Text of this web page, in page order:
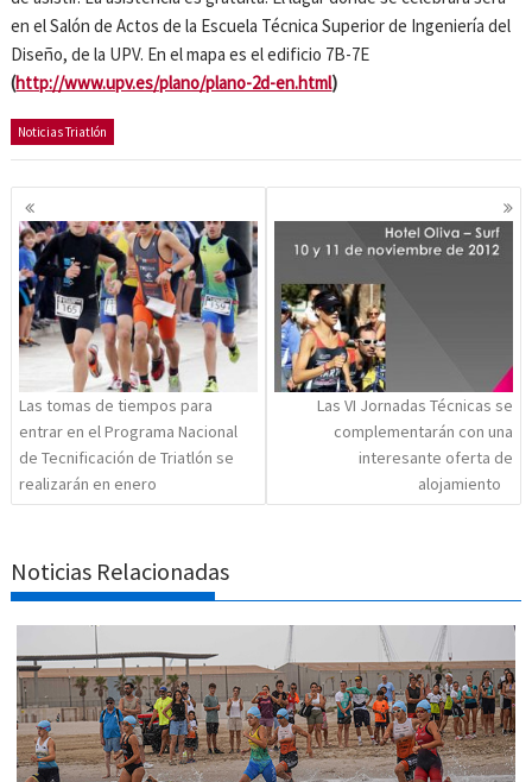
en el Salón de Actos de la Escuela Técnica Superior de Ingeniería del
Diseño, de la UPV. En el mapa es el edificio 7B-7E
(http://www.upv.es/plano/plano-2d-en.html)
Noticias Triatlón
Navegación
de
entradas
Las tomas de tiempos para
entrar en el Programa Nacional
de Tecnificación de Triatlón se
realizarán en enero
Las VI Jornadas Técnicas se
complementarán con una
interesante oferta de
alojamiento
Noticias Relacionadas